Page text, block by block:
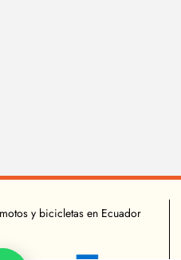
y bicicletas en Ecuador